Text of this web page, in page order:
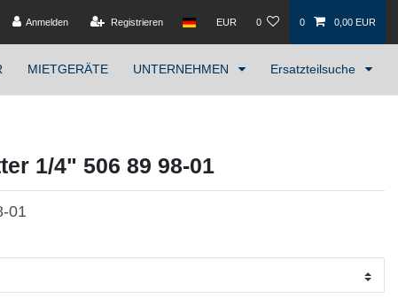
Anmelden Registrieren EUR 0 0 0,00 EUR
MIETGERÄTE UNTERNEHMEN Ersatzteilsuche
1/4" 506 89 98-01
01